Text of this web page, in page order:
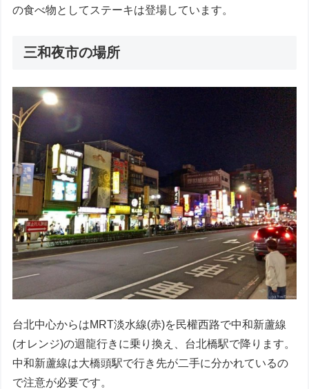
の食べ物としてステーキは登場しています。
三和夜市の場所
台北中心からはMRT淡水線(赤)を民權西路で中和新蘆線
(オレンジ)の迴龍行きに乗り換え、台北橋駅で降ります。
中和新蘆線は大橋頭駅で行き先が二手に分かれているの
で注意が必要です。